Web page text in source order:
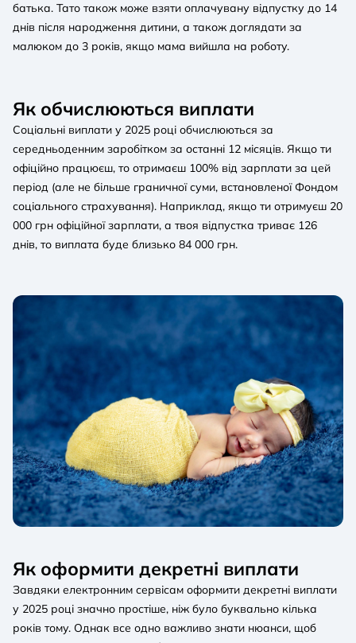
батька. Тато також може взяти оплачувану відпустку до 14
днів після народження дитини, а також доглядати за
малюком до 3 років, якщо мама вийшла на роботу.
Як обчислюються виплати
Соціальні виплати у 2025 році обчислюються за
середньоденним заробітком за останні 12 місяців. Якщо ти
офіційно працюєш, то отримаєш 100% від зарплати за цей
період (але не більше граничної суми, встановленої Фондом
соціального страхування). Наприклад, якщо ти отримуєш 20
000 грн офіційної зарплати, а твоя відпустка триває 126
днів, то виплата буде близько 84 000 грн.
Як оформити декретні виплати
Завдяки електронним сервісам оформити декретні виплати
у 2025 році значно простіше, ніж було буквально кілька
років тому. Однак все одно важливо знати нюанси, щоб